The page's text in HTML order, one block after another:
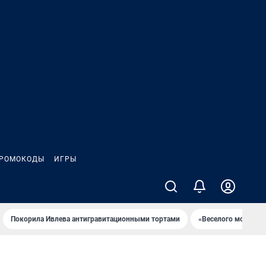
ИГРЫ
Покорила Ивлева антигравитационными тортами «Веселого